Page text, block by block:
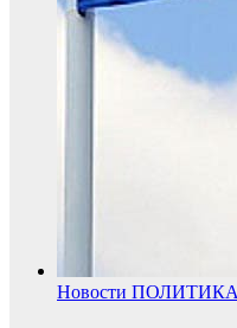
Новости ПОЛИТИКА